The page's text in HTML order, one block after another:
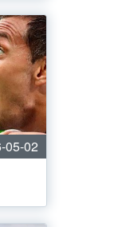
05-02